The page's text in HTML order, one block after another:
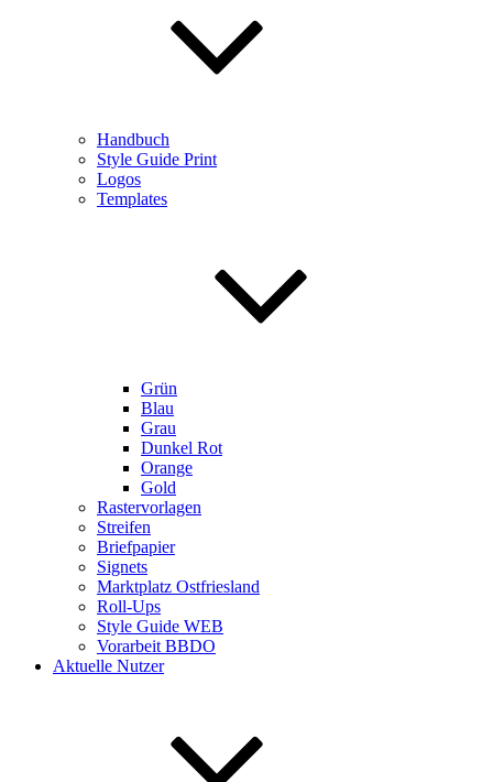
Handbuch
Style Guide Print
Logos
Templates
Grün
Blau
Grau
Dunkel Rot
Orange
Gold
Rastervorlagen
Streifen
Briefpapier
Signets
Marktplatz Ostfriesland
Roll-Ups
Style Guide WEB
Vorarbeit BBDO
Aktuelle Nutzer